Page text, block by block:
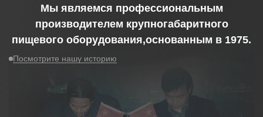
Мы являемся профессиональным
производителем крупногабаритного
пищевого оборудования,основанным в 1975.
Посмотрите нашу историю